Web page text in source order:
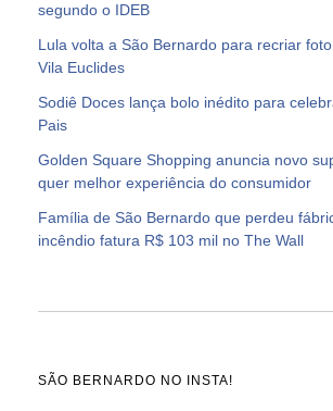
segundo o IDEB
Lula volta a São Bernardo para recriar
Vila Euclides
Sodiê Doces lança bolo inédito para
Pais
Golden Square Shopping anuncia novo
quer melhor experiência do consumidor
Família de São Bernardo que perdeu
incêndio fatura R$ 103 mil no The Wall
SÃO BERNARDO NO INSTA!